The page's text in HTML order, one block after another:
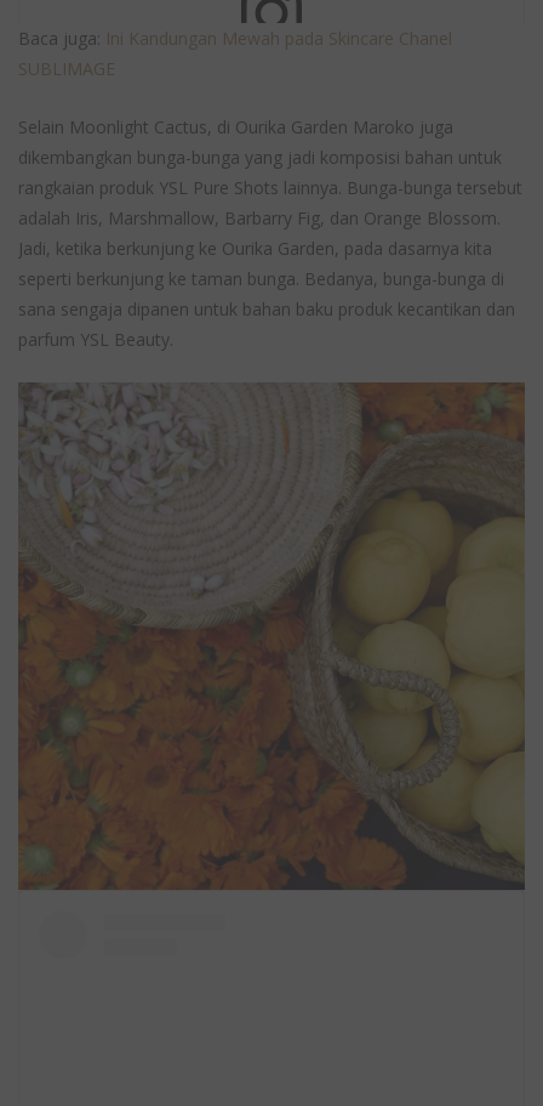
Nature to the rescue. The Moonlight Cactus from Morocco
is super tough, so what better ingredient to protect your
skin? Moonlight Cactus protects your skin against oxidative
stress and external aggressors. PURE SHOTS NIGHT
REBOOT SERUM #yslbeauty #reboot #pureshots
#livefaststayyoung
A post shared by
Baca juga: Ini Kandungan Mewah pada Skincare Chanel
SUBLIMAGE
Selain Moonlight Cactus, di Ourika Garden Maroko juga
dikembangkan bunga-bunga yang jadi komposisi bahan untuk
rangkaian produk YSL Pure Shots lainnya. Bunga-bunga tersebut
adalah Iris, Marshmallow, Barbarry Fig, dan Orange Blossom.
Jadi, ketika berkunjung ke Ourika Garden, pada dasarnya kita
seperti berkunjung ke taman bunga. Bedanya, bunga-bunga di
sana sengaja dipanen untuk bahan baku produk kecantikan dan
parfum YSL Beauty.